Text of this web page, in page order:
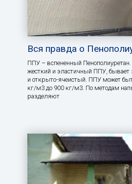
Вся правда о
ППУ – вспененный
жесткий и эластичный ППУ, бывает
и открыто-ячеистый. ППУ может
кг/м3 до 900 кг/м3. По методам
разделяют